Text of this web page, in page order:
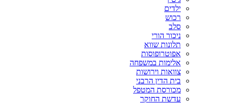
ילדים
רכוש
סלב
ניכור הורי
תלונות שווא
אפוטרופוסות
אלימות במשפחה
צוואות וירושות
בית הדין הרבני
מכורסת המטפל
עדשת החוקר